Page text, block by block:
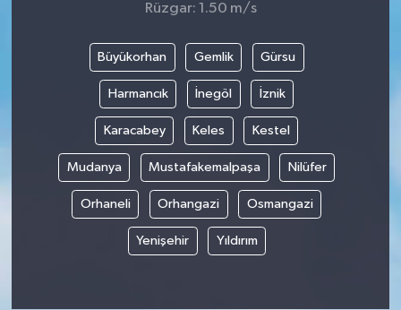
Rüzgar: 1.50 m/s
Büyükorhan Gemlik Gürsu
Harmancık İnegöl İznik
Karacabey Keles Kestel
Mudanya Mustafakemalpaşa Nilüfer
Orhaneli Orhangazi Osmangazi
Yenişehir Yıldırım